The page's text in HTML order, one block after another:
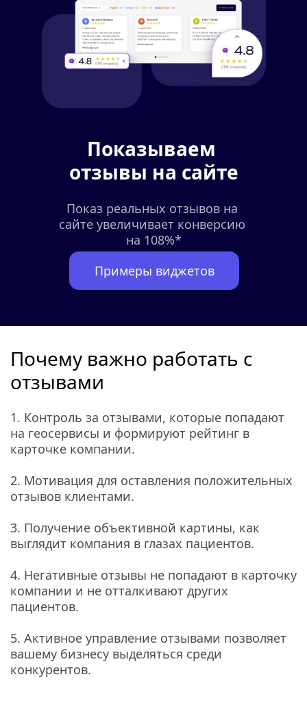
Показываем
отзывы на сайте
Показ реальных отзывов на
сайте увеличивает конверсию
на 108%*
Примеры виджетов
Почему важно работать с
отзывами
1. Контроль за отзывами, которые попадают
на геосервисы и формируют рейтинг в
карточке компании.
2. Мотивация для оставления положительных
отзывов клиентами.
3. Получение объективной картины, как
выглядит компания в глазах пациентов.
4. Негативные отзывы не попадают в карточку
компании и не отталкивают других
пациентов.
5. Активное управление отзывами позволяет
вашему бизнесу выделяться среди
конкурентов.